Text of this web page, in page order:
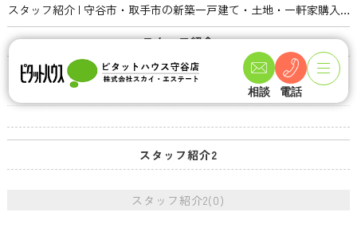
スタッフ紹介 | 守谷市・取手市の新築一戸建て・土地・一軒家購入情報ならピタットハウス守谷店 スカイ・エステート
相談 電話
スタッフ紹介
スタッフ紹介(5)
スタッフ紹介2
スタッフ紹介2(0)